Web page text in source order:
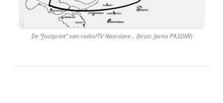
De “footprint” van radio/TV Noordzee… (bron: Jarno PA3DMI)